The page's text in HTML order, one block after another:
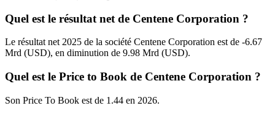
Quel est le résultat net de Centene Corporation ?
Le résultat net 2025 de la société Centene Corporation est de -6.67
Mrd (USD), en diminution de 9.98 Mrd (USD).
Quel est le Price to Book de Centene Corporation ?
Son Price To Book est de 1.44 en 2026.